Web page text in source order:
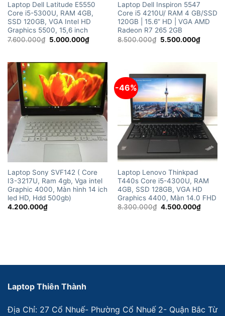
Laptop Dell Latitude E5550
Core i5-5300U, RAM 4GB,
SSD 120GB, VGA Intel HD
Graphics 5500, 15,6 inch
7.600.000₫ Giá
5.000.000₫Giá
hiện
5.000.000₫.
Laptop Dell Inspiron 5547
Core i5 4210U/ RAM 4 GB/SSD
120GB | 15.6” HD | VGA AMD
Radeon R7 265 2GB
8.500.000₫ Giá
5.500.000₫Giá
hiện
Laptop Sony SVF142 ( Core
I3-3217U, Ram 4gb, Vga intel
Graphic 4000, Màn hình 14 ich
led HD, Hdd 500gb)
4.200.000₫
-46%
Laptop Lenovo Thinkpad
T440s Core i5-4300U, RAM
4GB, SSD 128GB, VGA HD
Graphics 4400, Màn 14.0 FHD
8.300.000₫ Giá
4.500.000₫Giá
hiện
Laptop Thiên Thành
Địa Chỉ: 27 Cổ Nhuế- Phường Cổ Nhuế 2- Quận Bắc Từ